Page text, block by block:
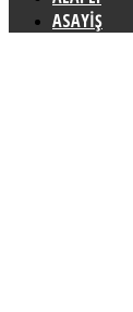
ASAYİŞ